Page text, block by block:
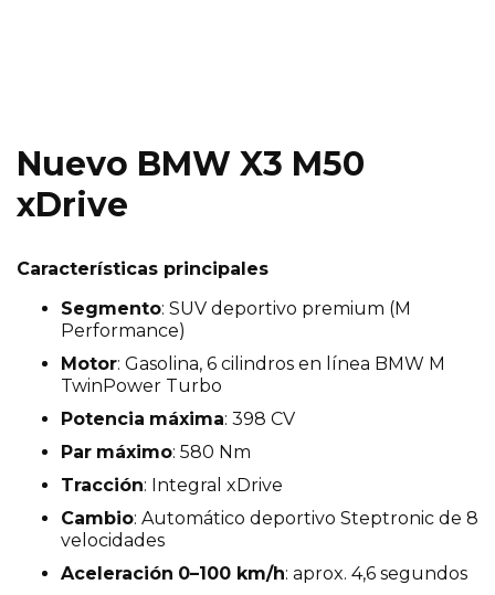
Nuevo BMW X3 M50
xDrive
Características principales
Segmento: SUV deportivo premium (M
Performance)
Motor: Gasolina, 6 cilindros en línea BMW M
TwinPower Turbo
Potencia máxima: 398 CV
Par máximo: 580 Nm
Tracción: Integral xDrive
Cambio: Automático deportivo Steptronic de 8
velocidades
Aceleración 0–100 km/h: aprox. 4,6 segundos